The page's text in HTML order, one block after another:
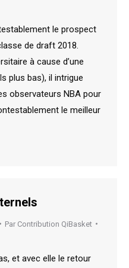
le prospect
de draft 2018.
à cause d’une
plus bas), il intrigue
observateurs NBA pour
le meilleur
Par Contribution QiBasket
et avec elle le retour